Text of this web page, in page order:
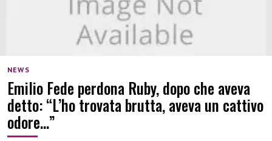
NEWS
Emilio Fede perdona Ruby, dopo che aveva
detto: “L’ho trovata brutta, aveva un cattivo
odore…”